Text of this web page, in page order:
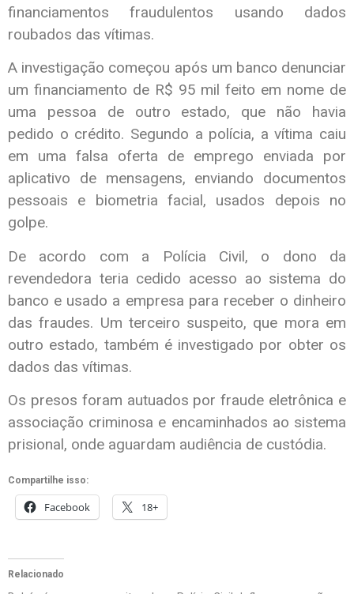
financiamentos fraudulentos usando dados
roubados das vítimas.
A investigação começou após um banco denunciar
um financiamento de R$ 95 mil feito em nome de
uma pessoa de outro estado, que não havia
pedido o crédito. Segundo a polícia, a vítima caiu
em uma falsa oferta de emprego enviada por
aplicativo de mensagens, enviando documentos
pessoais e biometria facial, usados depois no
golpe.
De acordo com a Polícia Civil, o dono da
revendedora teria cedido acesso ao sistema do
banco e usado a empresa para receber o dinheiro
das fraudes. Um terceiro suspeito, que mora em
outro estado, também é investigado por obter os
dados das vítimas.
Os presos foram autuados por fraude eletrônica e
associação criminosa e encaminhados ao sistema
prisional, onde aguardam audiência de custódia.
Compartilhe isso:
Facebook 18+
Relacionado